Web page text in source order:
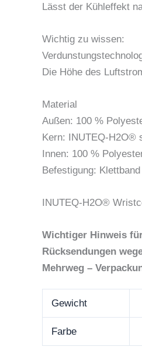
Lässt der Kühleffekt
Wichtig zu wissen:
Die Höhe des
Material
Außen: 100 %
Kern: INUTEQ-H2O®
Innen: 100 %
Befestigung: Klettband
INUTEQ-H2O®
Wichtiger Hinweis
Rücksendungen
Mehrweg –
Gewicht
Farbe